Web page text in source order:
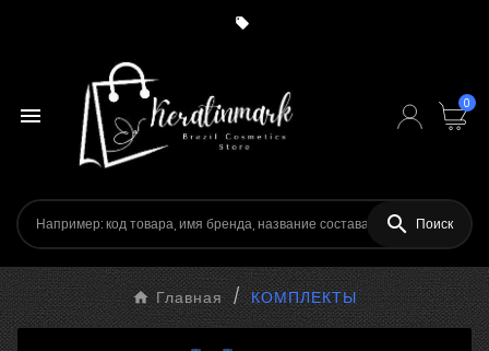

 0
 Поиск
Главная КОМПЛЕКТЫ